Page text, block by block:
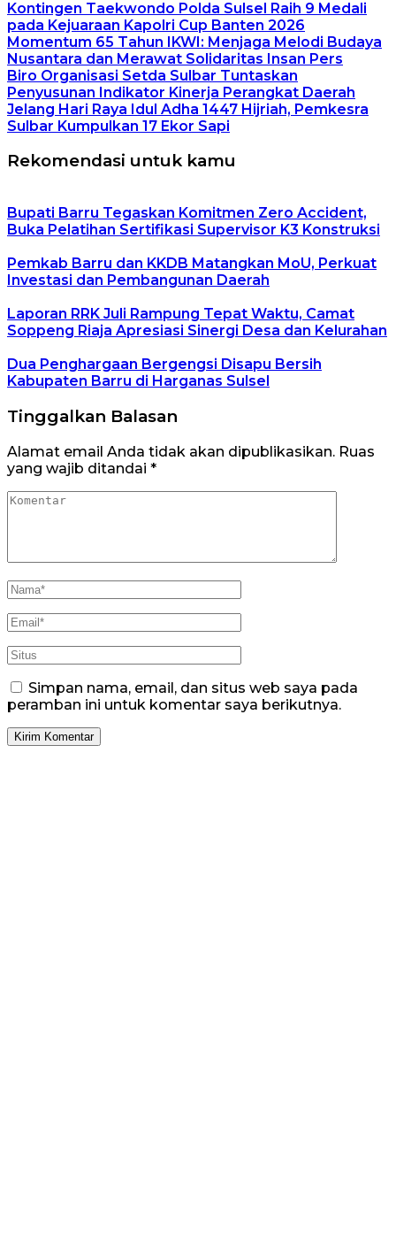
Kontingen Taekwondo Polda Sulsel Raih 9 Medali
pada Kejuaraan Kapolri Cup Banten 2026
Momentum 65 Tahun IKWI: Menjaga Melodi Budaya
Nusantara dan Merawat Solidaritas Insan Pers
Biro Organisasi Setda Sulbar Tuntaskan
Penyusunan Indikator Kinerja Perangkat Daerah
Jelang Hari Raya Idul Adha 1447 Hijriah, Pemkesra
Sulbar Kumpulkan 17 Ekor Sapi
Rekomendasi untuk kamu
Bupati Barru Tegaskan Komitmen Zero Accident,
Buka Pelatihan Sertifikasi Supervisor K3 Konstruksi
Pemkab Barru dan KKDB Matangkan MoU, Perkuat
Investasi dan Pembangunan Daerah
Laporan RRK Juli Rampung Tepat Waktu, Camat
Soppeng Riaja Apresiasi Sinergi Desa dan Kelurahan
Dua Penghargaan Bergengsi Disapu Bersih
Kabupaten Barru di Harganas Sulsel
Tinggalkan Balasan
Alamat email Anda tidak akan dipublikasikan. Ruas
yang wajib ditandai *
Simpan nama, email, dan situs web saya pada
peramban ini untuk komentar saya berikutnya.